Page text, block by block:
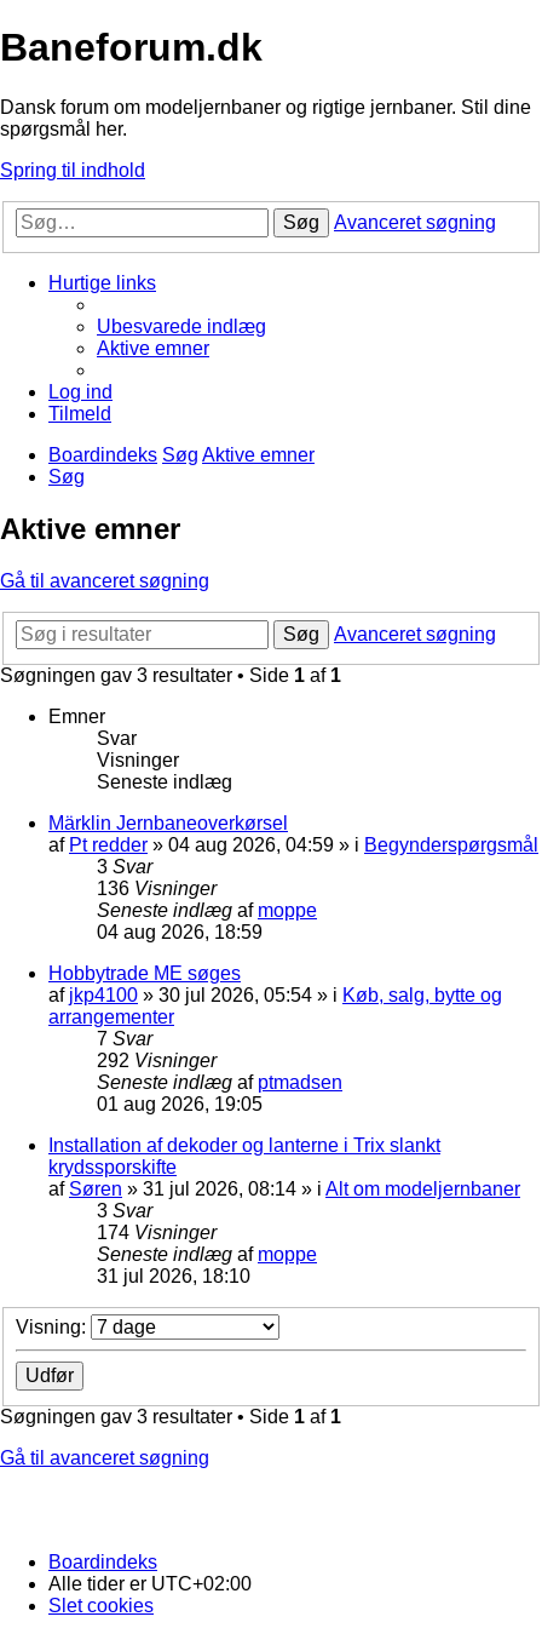
Baneforum.dk
Dansk forum om modeljernbaner og rigtige jernbaner. Stil dine
spørgsmål her.
Spring til indhold
Søg Avanceret søgning
Hurtige links
Ubesvarede indlæg
Aktive emner
Log ind
Tilmeld
Boardindeks Søg Aktive emner
Søg
Aktive emner
Gå til avanceret søgning
Søg
Avanceret søgning
Søgningen gav 3 resultater • Side 1 af 1
Emner
Svar
Visninger
Seneste indlæg
Märklin Jernbaneoverkørsel
af Pt redder » 04 aug 2026, 04:59 » i Begynderspørgsmål
3 Svar
136 Visninger
Seneste indlæg af moppe
04 aug 2026, 18:59
Hobbytrade ME søges
af jkp4100 » 30 jul 2026, 05:54 » i Køb, salg, bytte og
arrangementer
7 Svar
292 Visninger
Seneste indlæg af ptmadsen
01 aug 2026, 19:05
Installation af dekoder og lanterne i Trix slankt
krydssporskifte
af Søren » 31 jul 2026, 08:14 » i Alt om modeljernbaner
3 Svar
174 Visninger
Seneste indlæg af moppe
31 jul 2026, 18:10
Visning:
Søgningen gav 3 resultater • Side 1 af 1
Gå til avanceret søgning
Boardindeks
Alle tider er UTC+02:00
Slet cookies